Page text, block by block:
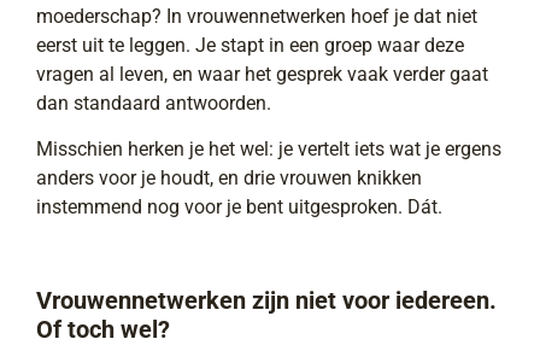
moederschap? In vrouwennetwerken hoef je dat niet
eerst uit te leggen. Je stapt in een groep waar deze
vragen al leven, en waar het gesprek vaak verder gaat
dan standaard antwoorden.
Misschien herken je het wel: je vertelt iets wat je ergens
anders voor je houdt, en drie vrouwen knikken
instemmend nog voor je bent uitgesproken. Dát.
Vrouwennetwerken zijn niet voor iedereen.
Of toch wel?